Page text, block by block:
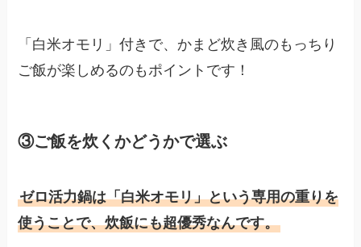
「白米オモリ」付きで、かまど炊き風のもっちり
ご飯が楽しめるのもポイントです！
③ご飯を炊くかどうかで選ぶ
ゼロ活力鍋は「白米オモリ」という専用の重りを
使うことで、炊飯にも超優秀なんです。